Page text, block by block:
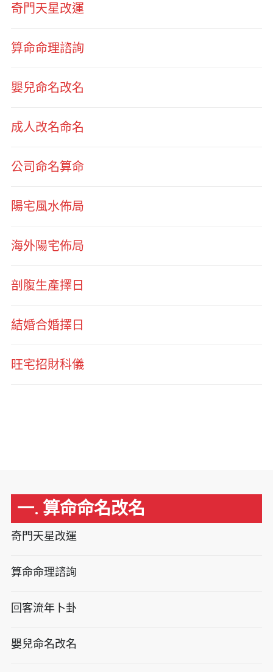
奇門天星改運
算命命理諮詢
嬰兒命名改名
成人改名命名
公司命名算命
陽宅風水佈局
海外陽宅佈局
剖腹生產擇日
結婚合婚擇日
旺宅招財科儀
一. 算命命名改名
奇門天星改運
算命命理諮詢
回客流年卜卦
嬰兒命名改名